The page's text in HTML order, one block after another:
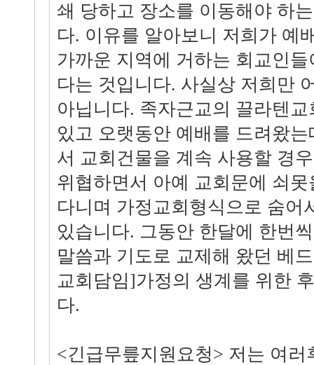
쇄 당하고 장소를 이동해야 하
다. 이유를 알아보니 저희가 예
가까운 지역에 거하는 회교인
다는 것입니다. 사실상 저희만
아닙니다. 족자근교의 끌라텐
있고 오랫동안 예배를 드려왔
서 교회건물을 계속 사용할 경
위협하면서 아예 교회문에 쇠
다니며 가정교회형식으로 숨어
있습니다. 그동안 한달에 한번
말씀과 기도로 교제해 왔던 베
교회담임]가정의 생계를 위한
다.
<긴급무릎지원요청> 저는 여러